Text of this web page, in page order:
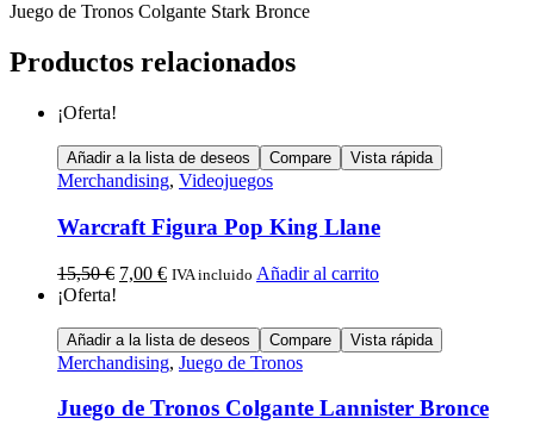
Juego de Tronos Colgante Stark Bronce
Productos relacionados
¡Oferta!
Añadir a la lista de deseos Compare Vista rápida
Merchandising, Videojuegos
Warcraft Figura Pop King Llane
15,50€ 7,00 € IVA incluido Añadir al carrito
¡Oferta!
Añadir a la lista de deseos Compare Vista rápida
Merchandising, Juego de Tronos
Juego de Tronos Colgante Lannister Bronce